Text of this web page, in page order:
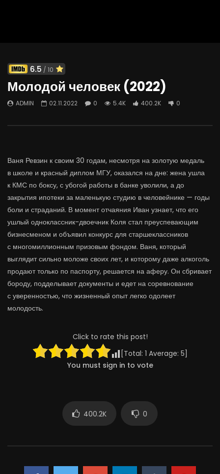
6.5 / 10
Молодой человек (2022)
ADMIN 02.11.2022 0 5.4K 400.2K 0
Ваня Ревзин к своим 30 годам, несмотря на золотую медаль
в школе и красный диплом МГУ, оказался на дне: жена ушла
к КМС по боксу, с убогой работы в банке уволили, а до
закрытия ипотеки за маленькую студию в человейнике — годы
боли и страданий. В момент отчаяния Иван узнает, что его
ушлый одноклассник-двоечник Коля стал преуспевающим
бизнесменом и объявил конкурс для старшеклассников
с многомиллионным призовым фондом. Ваня, который
выглядит сильно моложе своих лет, и которому даже алкоголь
продают только по паспорту, решается на аферу. Он сбривает
бороду, подделывает документы и едет на соревнование
с уверенностью, что жизненный опыт легко одолеет
молодость.
Click to rate this post!
[Total: 1 Average: 5]
You must sign in to vote
400.2K 0